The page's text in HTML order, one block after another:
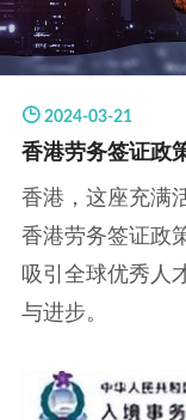
高考无忧
海外读书
劳务中介
工作签证
资质办理
护士资格证考试
简历投递
2024-03-21
香港劳务签证政
香港，这座充满
香港劳务签证政
吸引全球优秀人
与进步。